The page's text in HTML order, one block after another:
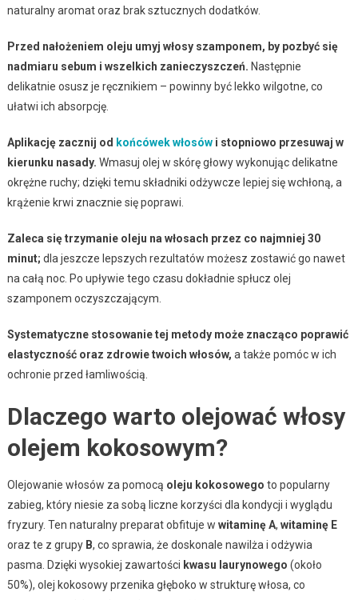
naturalny aromat oraz brak sztucznych dodatków.
Przed nałożeniem oleju umyj włosy szamponem, by pozbyć się
nadmiaru sebum i wszelkich zanieczyszczeń. Następnie
delikatnie osusz je ręcznikiem – powinny być lekko wilgotne, co
ułatwi ich absorpcję.
Aplikację zacznij od końcówek włosówi stopniowo przesuwaj w
kierunku nasady. Wmasuj olej w skórę głowy wykonując delikatne
okrężne ruchy; dzięki temu składniki odżywcze lepiej się wchłoną, a
krążenie krwi znacznie się poprawi.
Zaleca się trzymanie oleju na włosach przez co najmniej 30
minut; dla jeszcze lepszych rezultatów możesz zostawić go nawet
na całą noc. Po upływie tego czasu dokładnie spłucz olej
szamponem oczyszczającym.
Systematyczne stosowanie tej metody może znacząco poprawić
elastyczność oraz zdrowie twoich włosów, a także pomóc w ich
ochronie przed łamliwością.
Dlaczego warto olejować włosy
olejem kokosowym?
Olejowanie włosów za pomocą oleju kokosowego to popularny
zabieg, który niesie za sobą liczne korzyści dla kondycji i wyglądu
fryzury. Ten naturalny preparat obfituje w witaminę A, witaminę E
oraz te z grupy B, co sprawia, że doskonale nawilża i odżywia
pasma. Dzięki wysokiej zawartości kwasu laurynowego (około
50%), olej kokosowy przenika głęboko w strukturę włosa, co